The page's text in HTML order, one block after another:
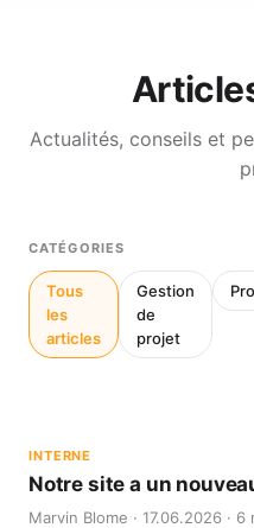
Actualités, conseils et
CATÉGORIES
Tous
les
articles
Gestion
de
projet
INTERNE
Notre site a un
Marvin Blome · 17.06.2026 ·